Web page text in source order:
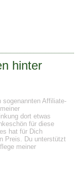
hinter
Affiliate-
dort etwas
für diese
hat für Dich
Preis. Du unterstützt
meiner